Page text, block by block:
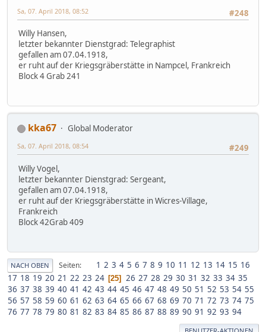
#248
Sa, 07. April 2018, 08:52
Willy Hansen,
letzter bekannter Dienstgrad: Telegraphist
gefallen am 07.04.1918,
er ruht auf der Kriegsgräberstätte in Nampcel, Frankreich
Block 4 Grab 241
kka67
Global Moderator
#249
Sa, 07. April 2018, 08:54
Willy Vogel,
letzter bekannter Dienstgrad: Sergeant,
gefallen am 07.04.1918,
er ruht auf der Kriegsgräberstätte in Wicres-Village,
Frankreich
Block 42Grab 409
NACH OBEN Seiten 1 2 3 4 5 6 7 8 9 10 11 12 13 14 15 16
17 18 19 20 21 22 23 24 25 26 27 28 29 30 31 32 33 34 35
36 37 38 39 40 41 42 43 44 45 46 47 48 49 50 51 52 53 54 55
56 57 58 59 60 61 62 63 64 65 66 67 68 69 70 71 72 73 74 75
76 77 78 79 80 81 82 83 84 85 86 87 88 89 90 91 92 93 94